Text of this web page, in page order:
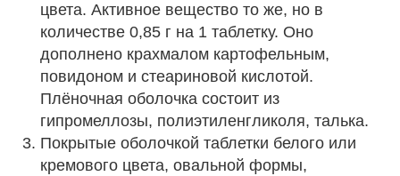
цвета. Активное вещество то же, но в
количестве 0,85 г на 1 таблетку. Оно
дополнено крахмалом картофельным,
повидоном и стеариновой кислотой.
Плёночная оболочка состоит из
гипромеллозы, полиэтиленгликоля, талька.
Покрытые оболочкой таблетки белого или
кремового цвета, овальной формы,